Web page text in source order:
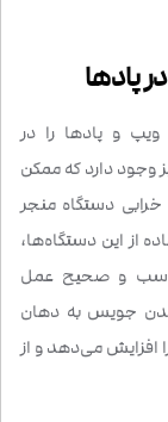
پادها
و پادها را در
وجود دارد که ممکن
دستگاه منجر
از این دستگاه‌ها،
و صحیح عمل
جویس به دهان
افزایش می‌دهد و از